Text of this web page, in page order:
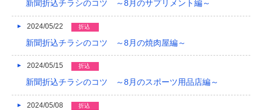
新聞折込チラシのコツ ～8月のサプリメント編～
2024/05/22 折込
新聞折込チラシのコツ ～8月の焼肉屋編～
2024/05/15 折込
新聞折込チラシのコツ ～8月のスポーツ用品店編～
2024/05/08 折込